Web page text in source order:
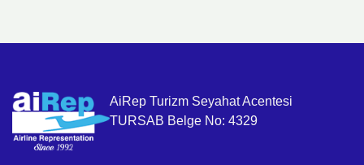
AiRep Turizm Seyahat Acentesi
TURSAB Belge No: 4329